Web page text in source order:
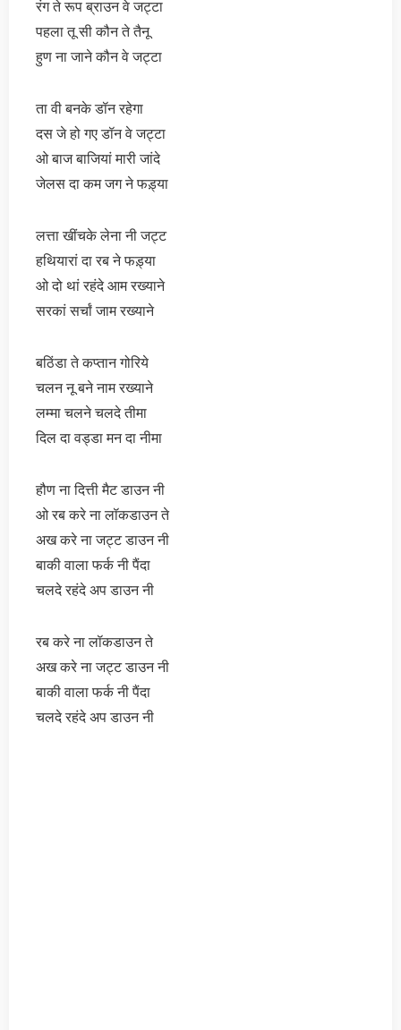
रंग ते रूप ब्राउन वे जट्टा
पहला तू सी कौन ते तैनू
हुण ना जाने कौन वे जट्टा
ता वी बनके डॉन रहेगा
दस जे हो गए डॉन वे जट्टा
ओ बाज बाजियां मारी जांदे
जेलस दा कम जग ने फड़्या
लत्ता खींचके लेना नी जट्ट
हथियारां दा रब ने फड़्या
ओ दो थां रहंदे आम रख्याने
सरकां सर्चां जाम रख्याने
बठिंडा ते कप्तान गोरिये
चलन नू बने नाम रख्याने
लम्मा चलने चलदे तीमा
दिल दा वड्डा मन दा नीमा
हौण ना दित्ती मैट डाउन नी
ओ रब करे ना लॉकडाउन ते
अख करे ना जट्ट डाउन नी
बाकी वाला फर्क नी पैंदा
चलदे रहंदे अप डाउन नी
रब करे ना लॉकडाउन ते
अख करे ना जट्ट डाउन नी
बाकी वाला फर्क नी पैंदा
चलदे रहंदे अप डाउन नी